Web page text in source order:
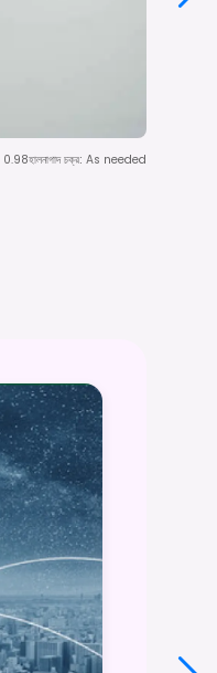
0.98হালনাগাদ চক্র: As needed